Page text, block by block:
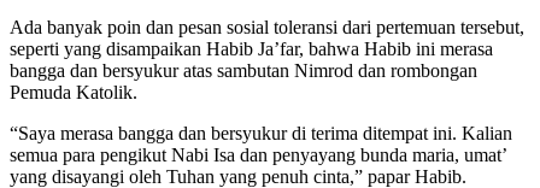
Ada banyak poin dan pesan sosial toleransi dari pertemuan tersebut,
seperti yang disampaikan Habib Ja’far, bahwa Habib ini merasa
bangga dan bersyukur atas sambutan Nimrod dan rombongan
Pemuda Katolik.
“Saya merasa bangga dan bersyukur di terima ditempat ini. Kalian
semua para pengikut Nabi Isa dan penyayang bunda maria, umat’
yang disayangi oleh Tuhan yang penuh cinta,” papar Habib.